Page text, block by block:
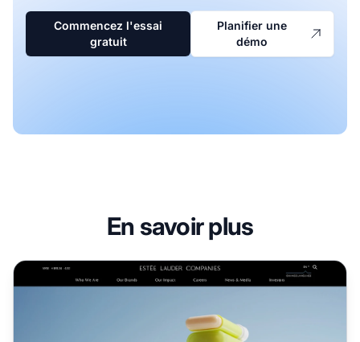
Commencez l'essai
gratuit
Planifier une
démo
En savoir plus
Programme d'affiliation Estee Lauder